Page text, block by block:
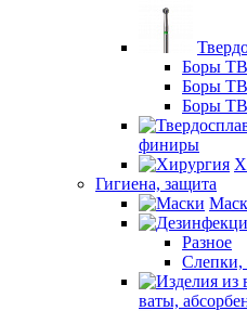
Боры
Боры
Боры
финиры
Гигиена, защита
Разное
Слепки,
ваты,